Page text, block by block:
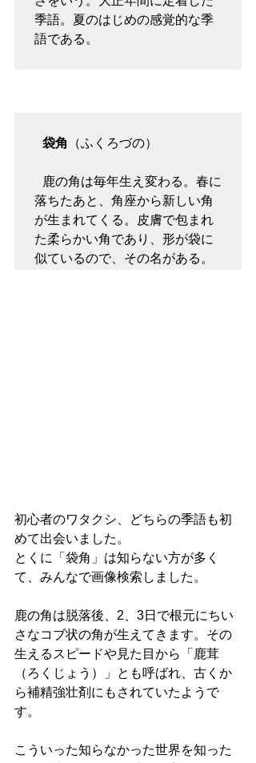
季語。夏のはじめの感覚的な季
語である。
袋角 （ふくろづの）
落ちたあと、角座から新しい角
が生まれてくる。皮膚で包まれ
た柔らかい角であり、形が袋に
初心者のワタクシ、どちらの季語も初
めて出会いました。
とくに「袋角」は知らない方が多く
て、みんなで画像検索しました。
鹿の角は脱落後、2、3日で根元にちい
さなコブ状の角が生えてきます。その
生えるスピードや見た目から「鹿茸
（ろくじょう）」とも呼ばれ、古くか
ら補精強壮剤にもされていたようで
す。
こういった知らなかった世界を知った